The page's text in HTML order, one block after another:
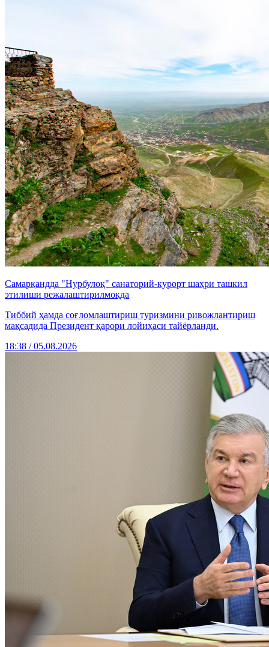
Самарқандда "Нурбулоқ" санаторий-курорт шаҳри ташкил
этилиши режалаштирилмоқда
Тиббий ҳамда соғломлаштириш туризмини ривожлантириш
мақсадида Президент қарори лойиҳаси тайёрланди.
18:38 / 05.08.2026